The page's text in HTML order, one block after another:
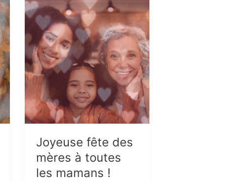
Joyeuse fête des
mères à toutes
les mamans !